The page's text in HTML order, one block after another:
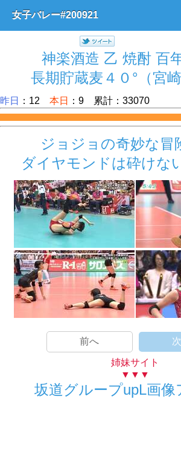
女子バレー#200921
神楽酒造 乙 焼酎 百
長期貯蔵麦４０°（宮
昨日 ：12 本日 ：9 累計：33070
ジョジョの奇妙な冒
ダイヤモンドは砕けな
前へ
姉妹サイト
▼▼▼
坂道グループupL画像